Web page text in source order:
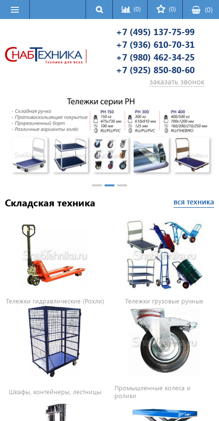
(0) (0) (0)
+7 (495) 137-75-99
+7 (936) 610-70-31
+7 (980) 462-34-25
+7 (925) 850-80-60
заказать звонок
Складская техника вся техника
Тележки гидравлические (Рохли) Тележки грузовые ручные
Шкафы, контейнеры, лестницы
Промышленные колеса и
ролики